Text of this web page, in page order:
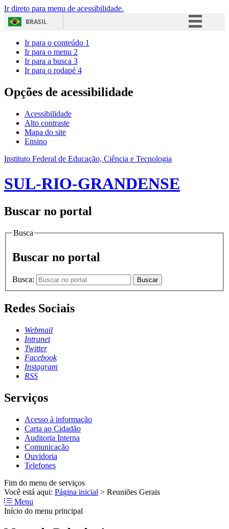
Ir direto para menu de acessibilidade.
BRASIL
Acesso à informação
Ir para o conteúdo 1
Ir para o menu 2
Ir para a busca 3
Ir para o rodapé 4
Opções de acessibilidade
Acessibilidade
Alto contraste
Mapa do site
Ensino
Instituto Federal de Educação, Ciência e Tecnologia
SUL-RIO-GRANDENSE
Buscar no portal
Busca
Buscar no portal
Busca: Buscar
Redes Sociais
Webmail
Intranet
Twitter
Facebook
Instagram
RSS
Serviços
Acesso à informação
Carta ao Cidadão
Auditoria Interna
Comunicação
Ouvidoria
Telefones
Fim do menu de serviços
Você está aqui: Página inicial > Reuniões Gerais
Menu
Início do menu principal